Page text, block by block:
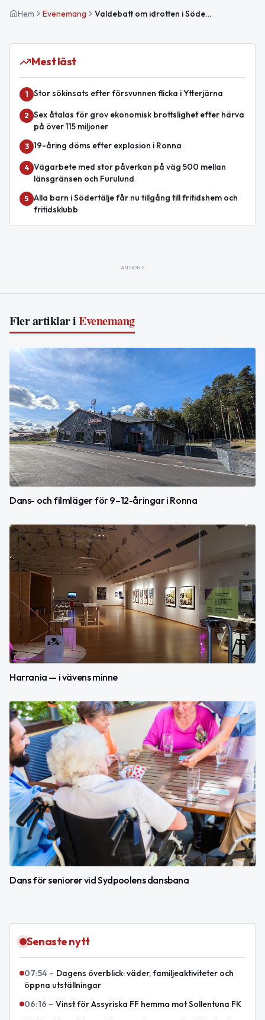
Hem Evenemang Valdebatt om idrotten i Södertälje
Mest läst
1 Stor sökinsats efter försvunnen flicka i Ytterjärna
2 Sex åtalas för grov ekonomisk brottslighet efter härva
på över 115 miljoner
3 19-åring döms efter explosion i Ronna
4 Vägarbete med stor påverkan på väg 500 mellan
länsgränsen och Furulund
5 Alla barn i Södertälje får nu tillgång till fritidshem och
fritidsklubb
ANNONS
Fler artiklar iEvenemang
Dans- och filmläger för 9–12-åringar i Ronna
Harrania — i vävens minne
Dans för seniorer vid Sydpoolens dansbana
Senaste nytt
07:54 – Dagens överblick: väder, familjeaktiviteter och
öppna utställningar
06:16 – Vinst för Assyriska FF hemma mot Sollentuna FK